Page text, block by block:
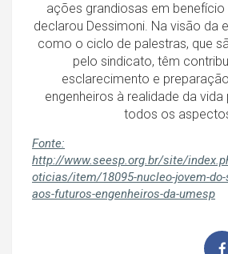
ações grandiosas em benefício
declarou Dessimoni. Na visão da
como o ciclo de palestras, que
pelo sindicato, têm
esclarecimento e
engenheiros à realidade da
todos os
Fonte:
http://www.seesp.org.br/site/
oticias/item/18095-nucleo-jovem-
aos-futuros-engenheiros-da-umesp